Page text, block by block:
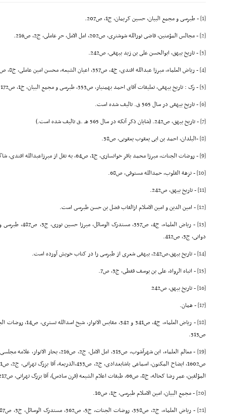
[1] - طبرسى و مجمع البیان، حسین کریمان، ج1، ص207.
[2] - مجالس المؤمنین، قاضى نورالله شوشترى، ص202, امل الامل، حر عاملى، ج2، ص216.
[3] - تاریخ بیهق، ابوالحسن على بن زید بیهقى، ص242.
[4] - ریاض العلماء، میرزا عبدالله افندى، ج4، ص357, اعیان الشیعه، محسن امین عاملى، ج8، ص398.
[5] - رک : تاریخ بیهقى، تعلیقات آقاى احمد بهمنیار، ص353, طبرسى و مجمع البیان، ج1، ص172.
[6] - تاریخ بیهقى در سال 565 ق. تالیف شده است.
[7] - تاریخ بیهق، ص242. (شایان ذکر آنکه در سال 565 هـ .ق تالیف شده است.)
[8] -البلدان، احمد بن ابى یعقوب یعقوبى، ص38.
[9] - روضات الجنات، میرزا محمد باقر خوانسارى، ج1، ص64، به نقل از میرزاعبدالله افندى، شاگرد مرحوم مجلسى.
[10]
- نزهة القلوب، حمدالله مستوفى، ص68.
[11]
- تاریخ بیهق، ص242.
[12]
- امین الدین و امین الاسلام ازالقاب فضل بن حسن طبرسى است.
[13]
دوانى، ج3، ص412.
[14]
- تاریخ بیهق،ص242, بیهقى شعرى از طبرسى را در کتاب خویش آورده است.
[15]
- انباه الرواة، على بن یوسف قفطى، ج3، ص7.
[16]
- تاریخ بیهق، ص242
[17]
- همان.
[18]
ص313.
[19]
المؤلفین، عمر رضا کحاله، ج8، ص66, طبقات اعلام الشیعه (قرن سادس)، آقا بزرگ تهرانى، ص217, روضات الجنات، ج5، ص361,
[20]
- مجمع البیان، امین الاسلام طبرسى، ج1، ص10.
[21]